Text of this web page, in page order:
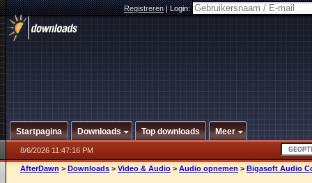
Registreren|Login:
Startpagina Downloads Top downloads Meer
8/6/2026 11:47:16 PM
AfterDawn > Downloads > Video & Audio > Audio opnemen > Bigasoft Audio